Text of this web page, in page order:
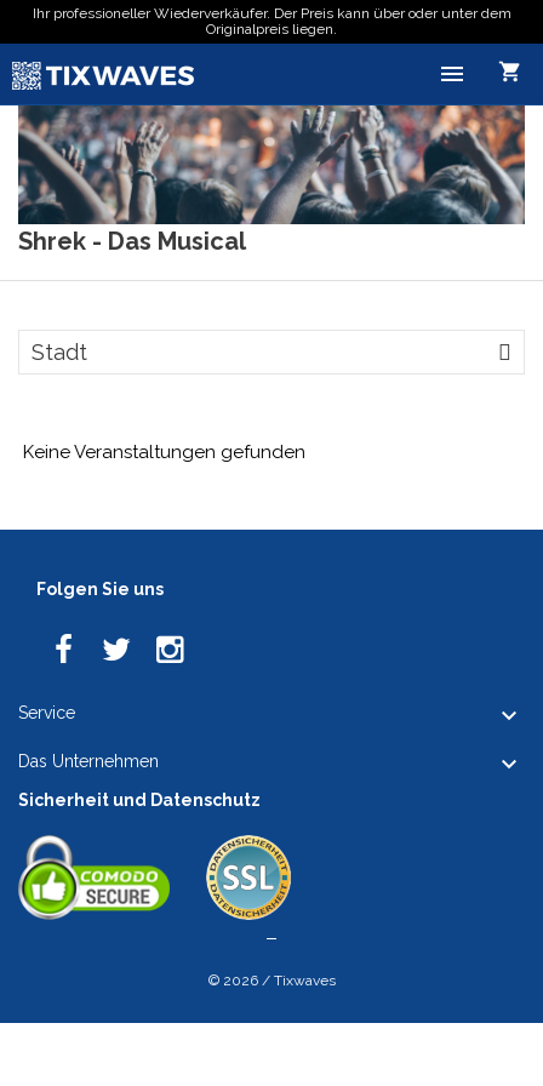
Ihr professioneller Wiederverkäufer. Der Preis kann über oder unter dem
Originalpreis liegen.
shopping_cart

Shrek - Das Musical
Stadt
Keine Veranstaltungen gefunden
Folgen Sie uns
Service 
Das Unternehmen 
Sicherheit und Datenschutz
© 2026 / Tixwaves